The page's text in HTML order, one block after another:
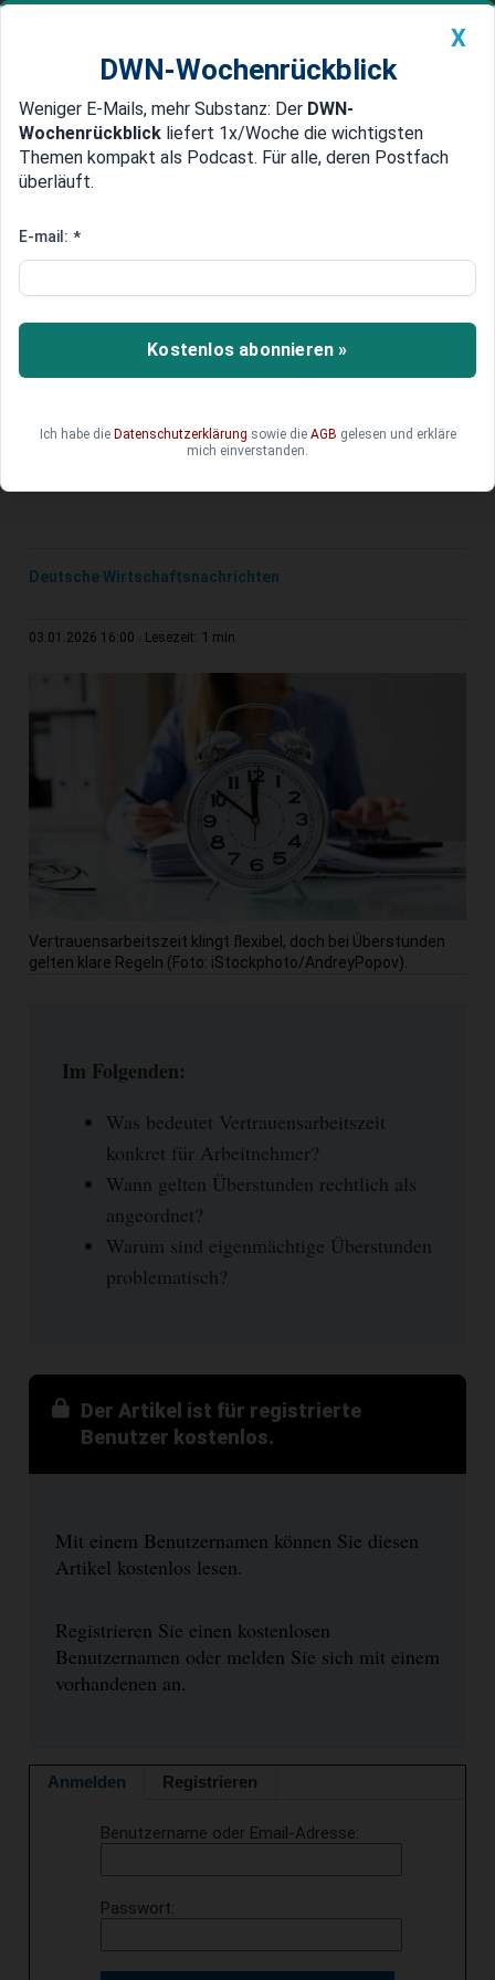
Newsticker MEIN DWN: Geldanlage Premium
Edelmetalle DWN-Magazin China
Vertrauensarbeitszeit: Wann
Vertrauensarbeitszeit verspricht Freiheit und
Flexibilität, doch sie birgt rechtliche Fallstricke.
Besonders bei Überstunden herrscht oft
wer entscheidet darüber – und welche Risiken
ergeben sich daraus für Arbeitnehmer und
Deutsche Wirtschaftsnachrichten
03.01.2026 16:00 Lesezeit: 1 min
Vertrauensarbeitszeit klingt flexibel, doch bei Überstunden
gelten klare Regeln (Foto: iStockphoto/AndreyPopov).
Im Folgenden:
Was bedeutet Vertrauensarbeitszeit
konkret für Arbeitnehmer?
Wann gelten Überstunden rechtlich als
angeordnet?
Warum sind eigenmächtige Überstunden
problematisch?
Der Artikel ist für registrierte
Benutzer kostenlos.
Mit einem Benutzernamen können Sie diesen
Artikel kostenlos lesen.
Registrieren Sie einen kostenlosen
Benutzernamen oder melden Sie sich mit einem
vorhandenen an.
Anmelden Registrieren
Benutzername oder Email-Adresse
Passwort
X
DWN-Wochenrückblick
Weniger E-Mails, mehr Substanz: Der DWN-
Wochenrückblick liefert 1x/Woche die wichtigsten
Themen kompakt als Podcast. Für alle, deren Postfach
überläuft.
E-mail: *
Kostenlos abonnieren »
Ich habe die Datenschutzerklärung sowie die AGB gelesen und erkläre
mich einverstanden.